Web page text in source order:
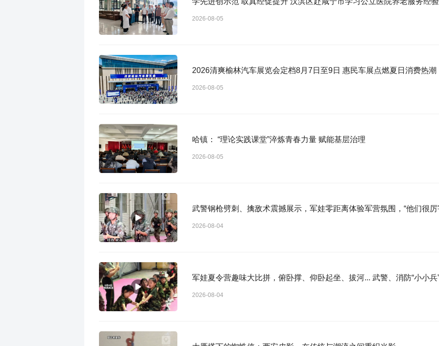
2026-08-05
2026清爽榆林汽车展览会定档8月7日至9日 惠民车展点燃夏日消费热潮
2026-08-05
哈镇： “理论实践课堂”淬炼青春力量 赋能基层治理
2026-08-05
武警钢枪劈刺、擒敌术震撼展示，军娃零距离体验军营氛围，“他们很
2026-08-04
军娃夏令营趣味大比拼，俯卧撑、仰卧起坐、拔河... 武警、消防“小小兵
2026-08-04